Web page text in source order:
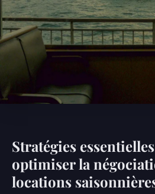
Stratégies
optimiser la
locations